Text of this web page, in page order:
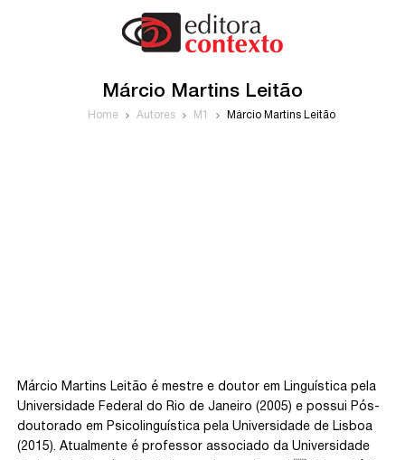
Márcio Martins Leitão
Home Autores M1 Márcio Martins Leitão
Márcio Martins Leitão é mestre e doutor em Linguística pela
Universidade Federal do Rio de Janeiro (2005) e possui Pós-
doutorado em Psicolinguística pela Universidade de Lisboa
(2015). Atualmente é professor associado da Universidade